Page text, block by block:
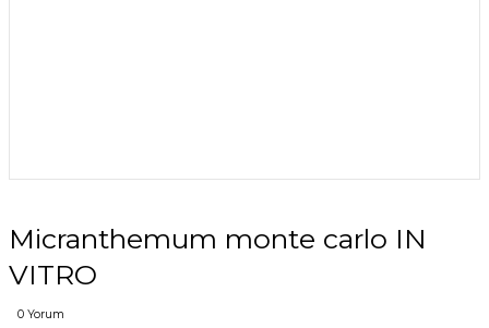
Micranthemum monte carlo IN
VITRO
0 Yorum